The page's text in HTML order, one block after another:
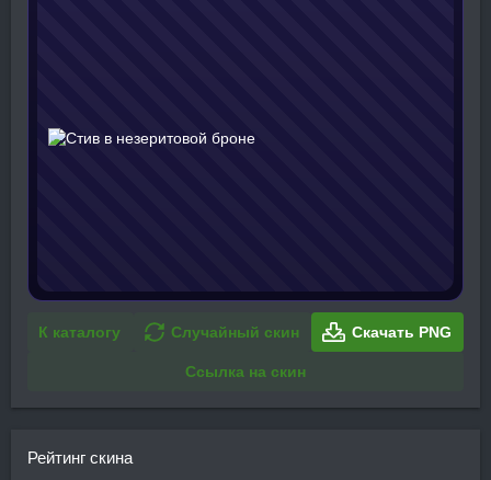
К каталогу Случайный скин Скачать PNG
Ссылка на скин
Рейтинг скина